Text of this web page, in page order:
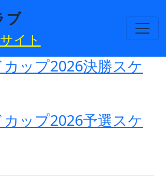
ブ
イト
カップ2026決勝スケ
決勝スケジュール の
カップ2026予選スケ
予選スケジュール の